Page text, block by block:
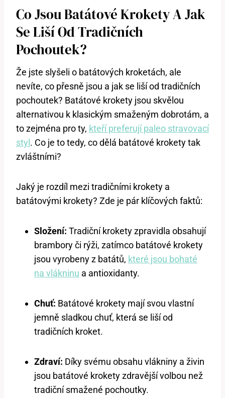
Co Jsou Batátové Krokety A Jak
Se Liší Od Tradičních
Pochoutek?
Že jste slyšeli o batátových kroketách, ale
nevíte, co přesně jsou a jak se liší od tradičních
pochoutek? Batátové krokety jsou skvělou
alternativou k klasickým smaženým dobrotám, a
to zejména pro ty, kteří preferují paleo stravovací
styl. Co je to tedy, co dělá batátové krokety tak
zvláštními?
Jaký je rozdíl mezi tradičními krokety a
batátovými krokety? Zde je pár klíčových faktů:
Složení: Tradiční krokety zpravidla obsahují
brambory či rýži, zatímco batátové krokety
jsou vyrobeny z batátů, které jsou bohaté
na vlákninu a antioxidanty.
Chuť: Batátové krokety mají svou vlastní
jemně sladkou chuť, která se liší od
tradičních kroket.
Zdraví: Díky svému obsahu vlákniny a živin
jsou batátové krokety zdravější volbou než
tradiční smažené pochoutky.